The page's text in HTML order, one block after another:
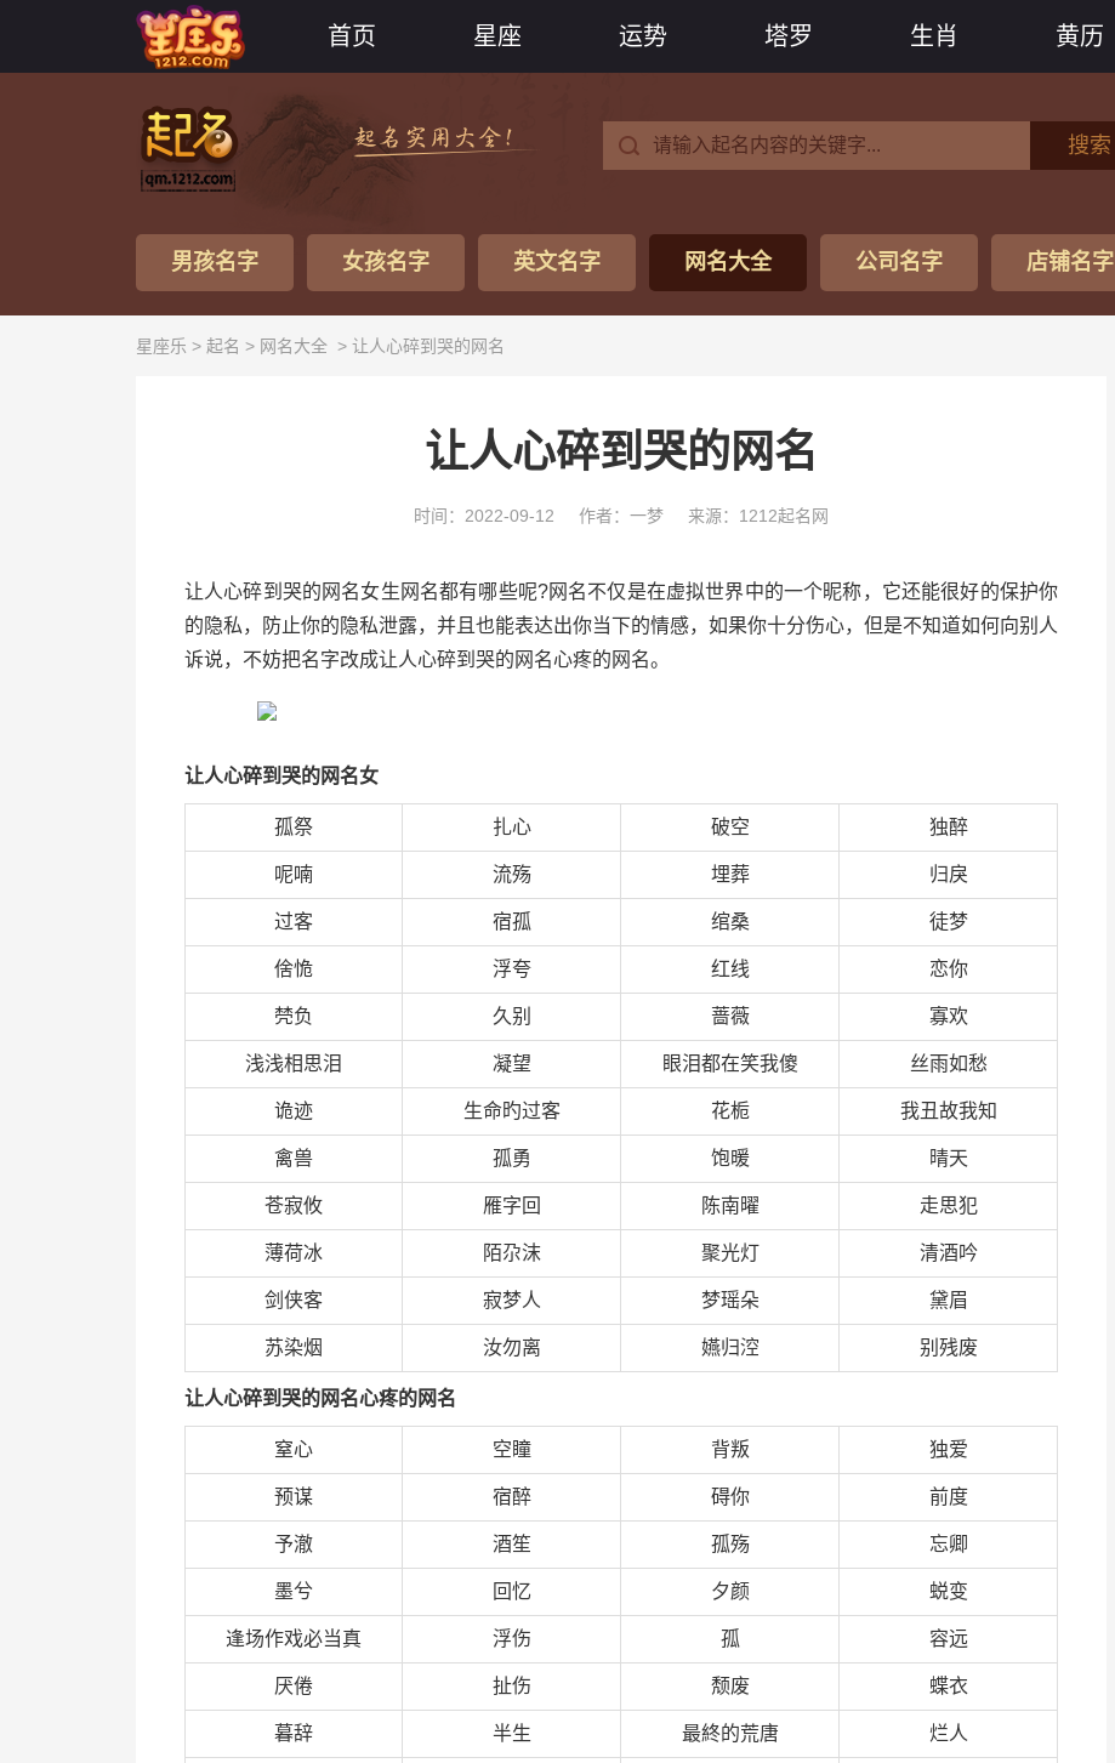
首页 星座 运势 塔罗 生肖 黄历
搜索
男孩名字 女孩名字 英文名字 网名大全 公司名字 店铺名字
星座乐 > 起名 > 网名大全 > 让人心碎到哭的网名
让人心碎到哭的网名
时间：2022-09-12 作者：一梦 来源：1212起名网
让人心碎到哭的网名女生网名都有哪些呢?网名不仅是在虚拟世界中的一个昵称，它还能很好的保护你
的隐私，防止你的隐私泄露，并且也能表达出你当下的情感，如果你十分伤心，但是不知道如何向别人
诉说，不妨把名字改成让人心碎到哭的网名心疼的网名。
让人心碎到哭的网名女
孤祭 扎心 破空 独醉
呢喃 流殇 埋葬 归戾
过客 宿孤 绾桑 徒梦
倽恑 浮夸 红线 恋你
棾负 久别 蔷薇 寡欢
浅浅相思泪 凝望 眼泪都在笑我傻 丝雨如愁
诡迹 生命旳过客 花栀 我丑故我知
禽兽 孤勇 饱暖 晴天
苍寂攸 雁字回 陈南曜 走思犯
薄荷冰 陌尕沫 聚光灯 清酒吟
剑侠客 寂梦人 梦瑶朵 黛眉
苏染烟 汝勿离 嬿归涳 别残废
让人心碎到哭的网名心疼的网名
窒心 空瞳 背叛 独爱
预谋 宿醉 碍你 前度
予澈 酒笙 孤殇 忘卿
墨兮 回忆 夕颜 蜕变
逢场作戏必当真 浮伤 孤 容远
厌倦 扯伤 颓废 蝶衣
暮辞 半生 最終的荒唐 烂人